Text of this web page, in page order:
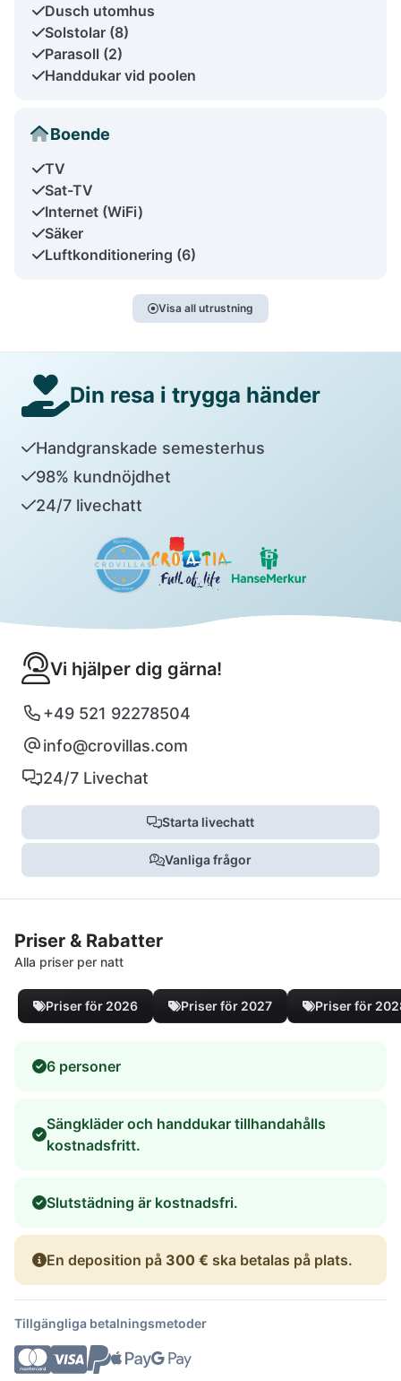
Dusch utomhus
Solstolar (8)
Parasoll (2)
Handdukar vid poolen
Boende
TV
Sat-TV
Internet (WiFi)
Säker
Luftkonditionering (6)
Visa all utrustning
Din resa i trygga händer
Handgranskade semesterhus
98% kundnöjdhet
24/7 livechatt
Vi hjälper dig gärna!
+49 521 92278504
info@crovillas.com
24/7 Livechat
Starta livechatt
Vanliga frågor
Priser & Rabatter
Alla priser per natt
Priser för 2026 Priser för 2027 Priser för
6 personer
Sängkläder och handdukar tillhandahålls
kostnadsfritt.
Slutstädning är kostnadsfri.
En deposition på 300 € ska betalas på plats.
Tillgängliga betalningsmetoder